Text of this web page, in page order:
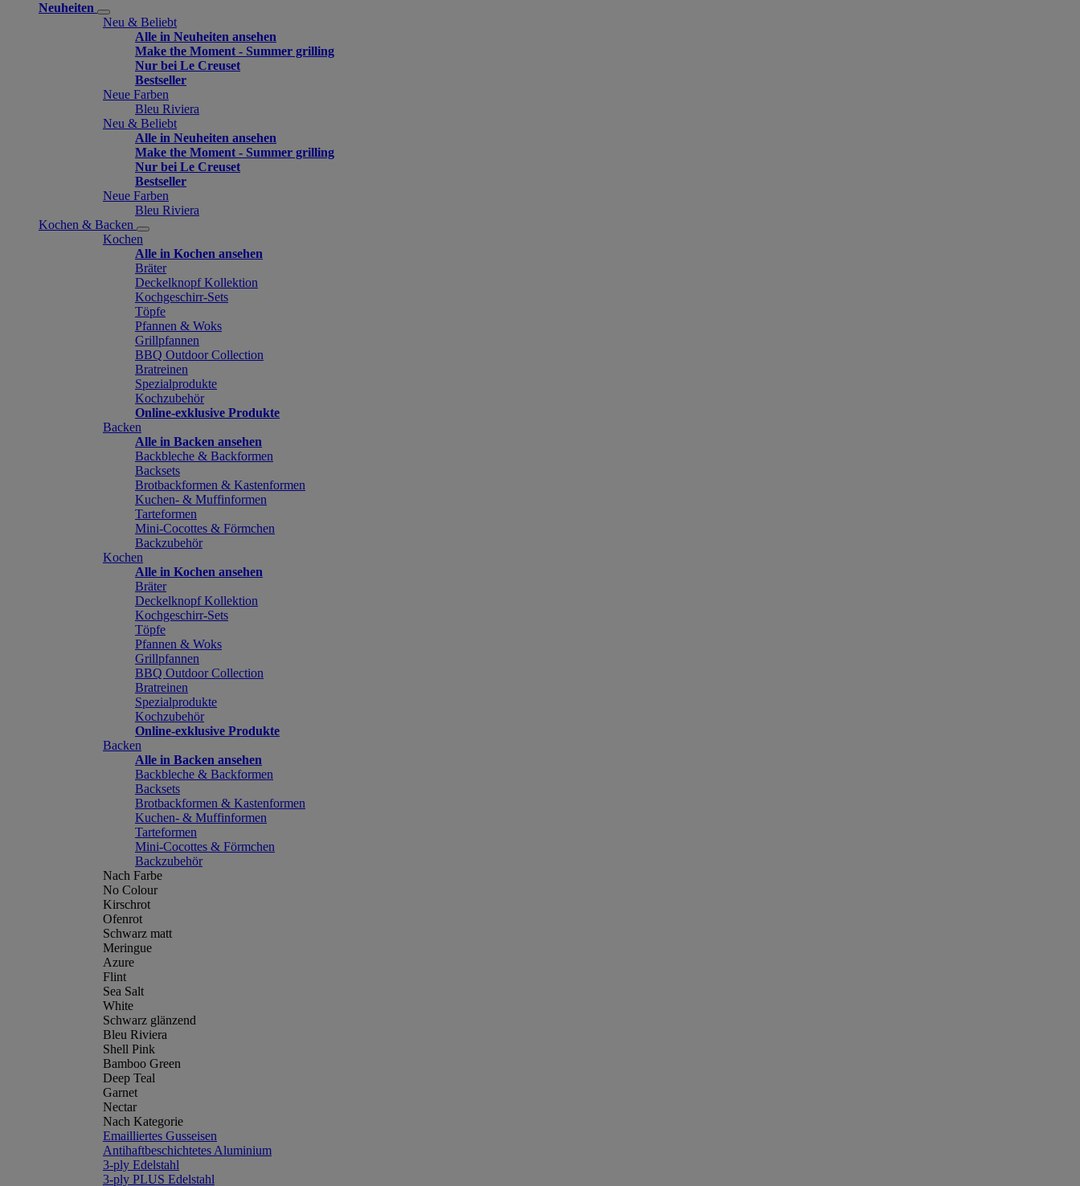
Neuheiten
Neu & Beliebt
Alle in Neuheiten ansehen
Make the Moment - Summer grilling
Nur bei Le Creuset
Bestseller
Neue Farben
Bleu Riviera
Neu & Beliebt
Alle in Neuheiten ansehen
Make the Moment - Summer grilling
Nur bei Le Creuset
Bestseller
Neue Farben
Bleu Riviera
Kochen & Backen
Kochen
Alle in Kochen ansehen
Bräter
Deckelknopf Kollektion
Kochgeschirr-Sets
Töpfe
Pfannen & Woks
Grillpfannen
BBQ Outdoor Collection
Bratreinen
Spezialprodukte
Kochzubehör
Online-exklusive Produkte
Backen
Alle in Backen ansehen
Backbleche & Backformen
Backsets
Brotbackformen & Kastenformen
Kuchen- & Muffinformen
Tarteformen
Mini-Cocottes & Förmchen
Backzubehör
Kochen
Alle in Kochen ansehen
Bräter
Deckelknopf Kollektion
Kochgeschirr-Sets
Töpfe
Pfannen & Woks
Grillpfannen
BBQ Outdoor Collection
Bratreinen
Spezialprodukte
Kochzubehör
Online-exklusive Produkte
Backen
Alle in Backen ansehen
Backbleche & Backformen
Backsets
Brotbackformen & Kastenformen
Kuchen- & Muffinformen
Tarteformen
Mini-Cocottes & Förmchen
Backzubehör
Nach Farbe
No Colour
Kirschrot
Ofenrot
Schwarz matt
Meringue
Azure
Flint
Sea Salt
White
Schwarz glänzend
Bleu Riviera
Shell Pink
Bamboo Green
Deep Teal
Garnet
Nectar
Nach Kategorie
Emailliertes Gusseisen
Antihaftbeschichtetes Aluminium
3-ply Edelstahl
3-ply PLUS Edelstahl